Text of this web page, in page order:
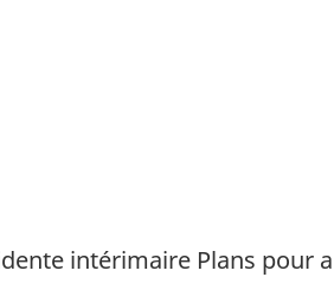
intérimaire Plans pour